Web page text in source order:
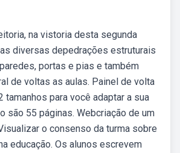
na vistoria desta segunda
diversas depedrações estruturais
portas e pias e também
de voltas as aulas. Painel de volta
tamanhos para você adaptar a sua
são 55 páginas. Webcriação de um
o consenso da turma sobre
educação. Os alunos escrevem